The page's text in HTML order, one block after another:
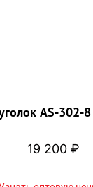
AS-302-
19 200 ₽